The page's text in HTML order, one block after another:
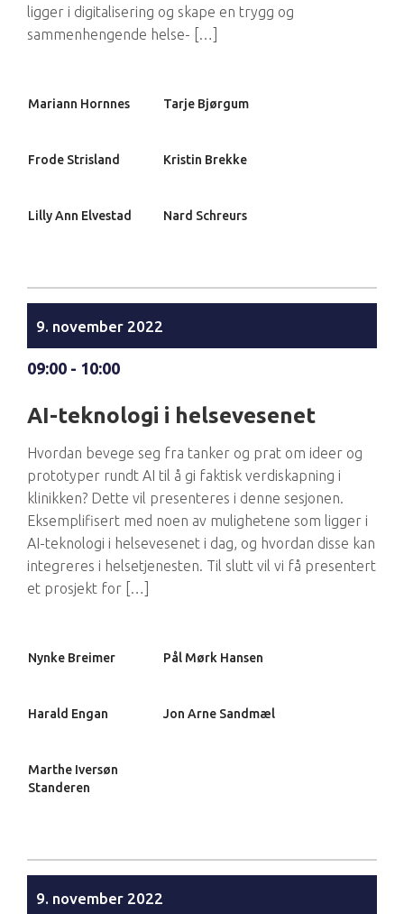
ligger i digitalisering og skape en trygg og
sammenhengende helse- […]
Mariann Hornnes Tarje Bjørgum
Frode Strisland Kristin Brekke
Lilly Ann Elvestad Nard Schreurs
9. november 2022
09:00 - 10:00
AI-teknologi i helsevesenet
Hvordan bevege seg fra tanker og prat om ideer og
prototyper rundt AI til å gi faktisk verdiskapning i
klinikken? Dette vil presenteres i denne sesjonen.
Eksemplifisert med noen av mulighetene som ligger i
AI-teknologi i helsevesenet i dag, og hvordan disse kan
integreres i helsetjenesten. Til slutt vil vi få presentert
et prosjekt for […]
Nynke Breimer Pål Mørk Hansen
Harald Engan Jon Arne Sandmæl
Marthe Iversøn
Standeren
9. november 2022